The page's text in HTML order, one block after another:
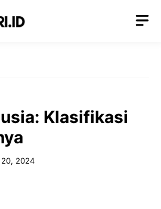
Klasifikasi
2024